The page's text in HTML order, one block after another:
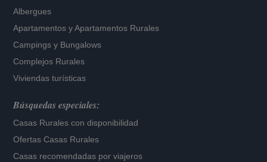
Albergues
Apartamentos yApartamentos Rurales
Campings y Bungalows
Complejos Rurales
Viviendas turísticas
Búsquedas especiales:
Casas Rurales con disponibilidad
Ofertas Casas Rurales
Casas recomendadas por viajeros